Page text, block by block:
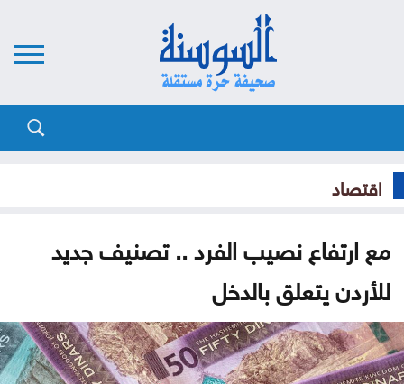
اقتصاد
مع ارتفاع نصيب الفرد .. تصنيف جديد
للأردن يتعلق بالدخل